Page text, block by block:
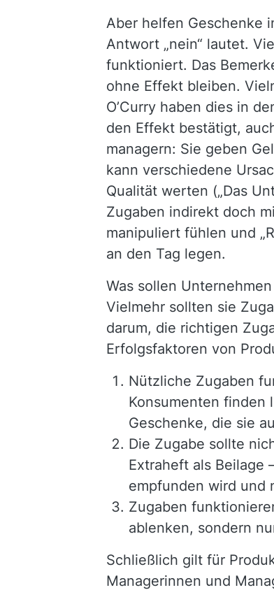
Aber helfen Geschenke
Antwort „nein“ lautet.
funktioniert. Das
ohne Effekt bleiben.
O’Curry haben dies in
den Effekt bestätigt,
managern: Sie geben
kann verschiedene
Qualität werten („Das
Zugaben indirekt doch
manipuliert fühlen und
an den Tag legen.
Was sollen
Vielmehr sollten sie
darum, die richtigen
Erfolgsfaktoren von
Nützliche Zugaben
Konsumenten finden
Geschenke, die sie
Die Zugabe sollte
Extraheft als Beilage
empfunden wird und
Zugaben
ablenken, sondern
Schließlich gilt für
Managerinnen und